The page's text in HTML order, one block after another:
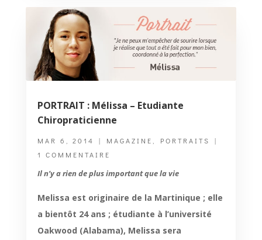
PORTRAIT : Mélissa – Etudiante
Chiropraticienne
MAR 6, 2014 | MAGAZINE PORTRAITS
|
1 COMMENTAIRE
Il n’y a rien de plus important que la vie
Melissa est originaire de la Martinique ; elle
a bientôt 24 ans ; étudiante à l’université
Oakwood (Alabama), Melissa sera